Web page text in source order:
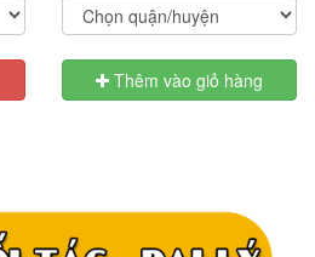
Thêm vào giỏ hàng